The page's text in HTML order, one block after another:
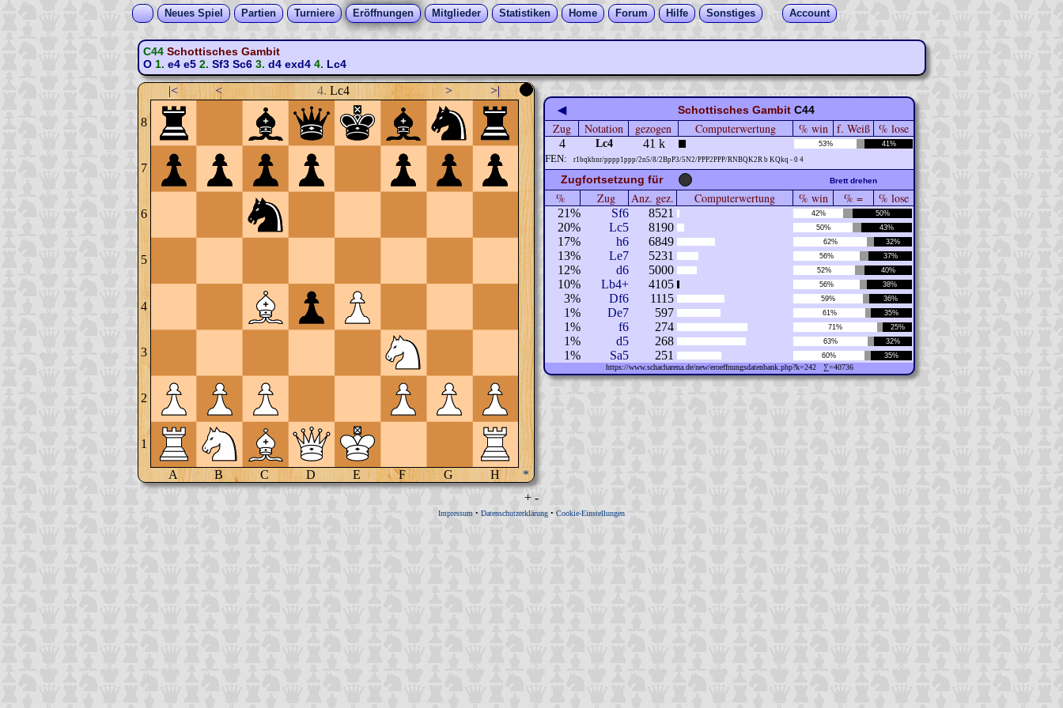
Neues Spiel Partien Turniere Eröffnungen Mitglieder Statistiken Home Forum Hilfe Sonstiges Account
C44 Schottisches Gambit
O1. e4 e52. Sf3 Sc63. d4 exd44. Lc4
|< < 4. Lc4 > >|
8
7
6
5
4
3
2
1
A B C D E F G H *
◀ Schottisches Gambit C44
Zug Notation gezogen Computerwertung % win f. Weiß % lose
4 Lc4 41 k 53% 41%
FEN: r1bqkbnr/pppp1ppp/2n5/8/2BpP3/5N2/PPP2PPP/RNBQK2R b KQkq - 0 4
Zugfortsetzung für Brett drehen
% Zug Anz. gez. Computerwertung % win % = % lose
21% Sf6 8521 42% 50%
20% Lc5 8190 50% 43%
17% h6 6849 62% 32%
13% Le7 5231 56% 37%
12% d6 5000 52% 40%
10% Lb4+ 4105 56% 38%
3% Df6 1115 59% 36%
1% De7 597 61% 35%
1% f6 274 71% 25%
1% d5 268 63% 32%
1% Sa5 251 60% 35%
https://www.schacharena.de/new/eroeffnungsdatenbank.php?k=242 ∑=40736
+ -
Impressum • Datenschutzerklärung • Cookie-Einstellungen